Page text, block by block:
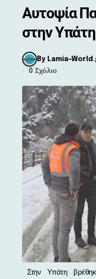
Αυτοψία
στην
By Lamia-
0 Σχόλιο
Στην Υπάτη βρέθηκε το πρωί της Τετάρτης ο